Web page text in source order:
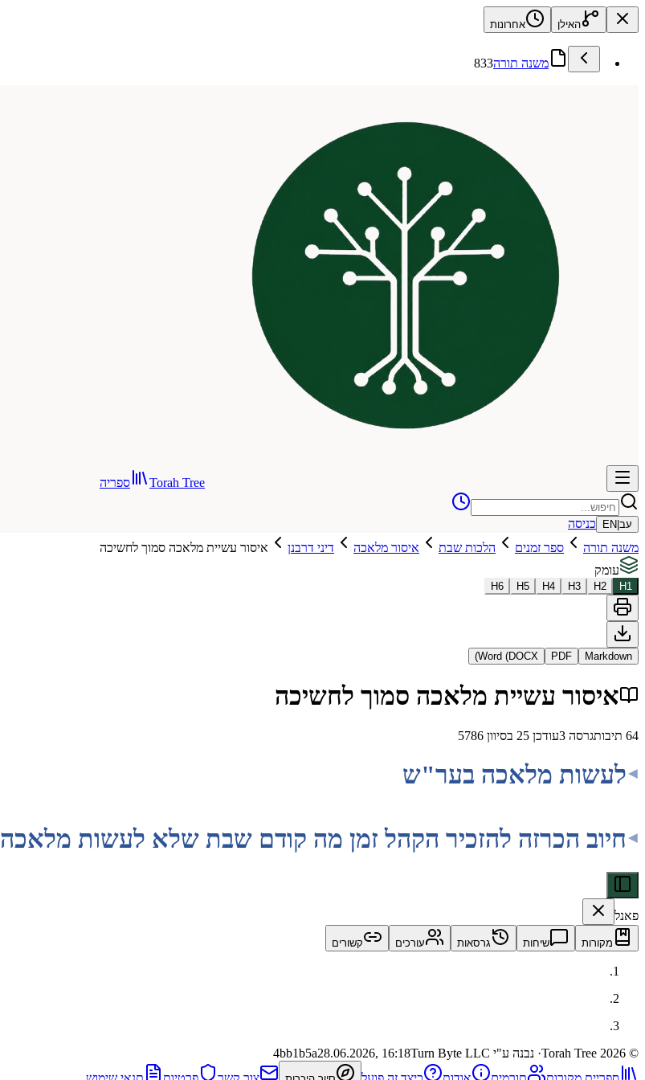
האילן אחרונות
משנה תורה833
Torah Tree ספריה
עב EN
כניסה
משנה תורה
ספר זמנים הלכות שבת איסור מלאכה דיני דרבנן
איסור עשיית מלאכה סמוך לחשיכה
עומק
H1
H2
H3
H4
H5
H6
Markdown
PDF
Word (DOCX)
איסור עשיית מלאכה סמוך לחשיכה
64 תיבותגרסה 3עודכן 25 בסיוון 5786
לעשות מלאכה בער"ש
חיוב הכרזה להזכיר הקהל זמן מה קודם שבת שלא לעשות מלאכה
פאנל
מקורות שיחות גרסאות עורכים קשורים
©
2026 · נבנה ע"י Turn Byte LLC 4bb1b5a28.06.2026, 16:18